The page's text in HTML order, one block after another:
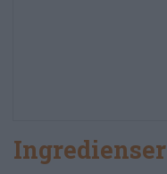
Ingredienser